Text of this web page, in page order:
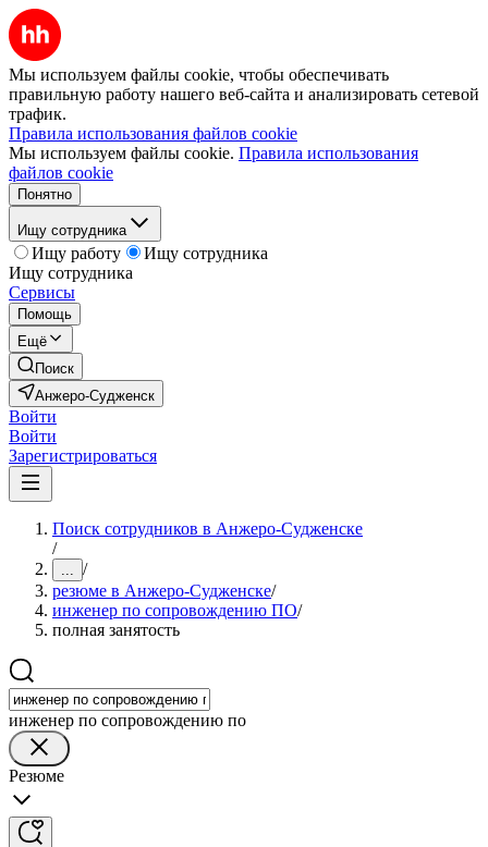
Мы используем файлы cookie, чтобы обеспечивать
правильную работу нашего веб-сайта и анализировать сетевой
трафик.
Правила использования файлов cookie
Мы используем файлы cookie. Правила использования
файлов cookie
Понятно
Ищу сотрудника
Ищу работу
Ищу сотрудника
Ищу сотрудника
Сервисы
Помощь
Ещё
Поиск
Анжеро-Судженск
Войти
Войти
Зарегистрироваться
Поиск сотрудников в Анжеро-Судженске
/
... /
резюме в Анжеро-Судженске/
инженер по сопровождению ПО/
полная занятость
инженер по сопровождению по
Резюме